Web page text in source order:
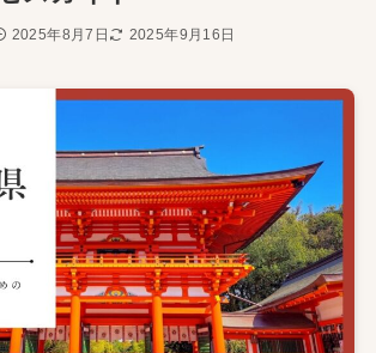
2025年8月7日 2025年9月16日